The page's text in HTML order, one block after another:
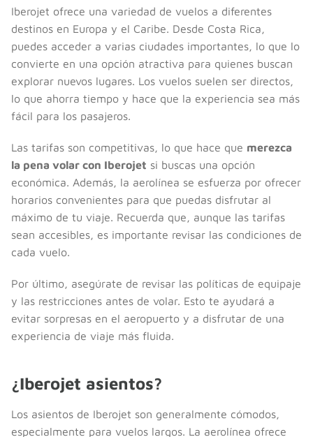
Iberojet ofrece una variedad de vuelos a diferentes
destinos en Europa y el Caribe. Desde Costa Rica,
puedes acceder a varias ciudades importantes, lo que lo
convierte en una opción atractiva para quienes buscan
explorar nuevos lugares. Los vuelos suelen ser directos,
lo que ahorra tiempo y hace que la experiencia sea más
fácil para los pasajeros.
Las tarifas son competitivas, lo que hace que merezca
la pena volar con Iberojet si buscas una opción
económica. Además, la aerolínea se esfuerza por ofrecer
horarios convenientes para que puedas disfrutar al
máximo de tu viaje. Recuerda que, aunque las tarifas
sean accesibles, es importante revisar las condiciones de
cada vuelo.
Por último, asegúrate de revisar las políticas de equipaje
y las restricciones antes de volar. Esto te ayudará a
evitar sorpresas en el aeropuerto y a disfrutar de una
experiencia de viaje más fluida.
¿Iberojet asientos?
Los asientos de Iberojet son generalmente cómodos,
especialmente para vuelos largos. La aerolínea ofrece